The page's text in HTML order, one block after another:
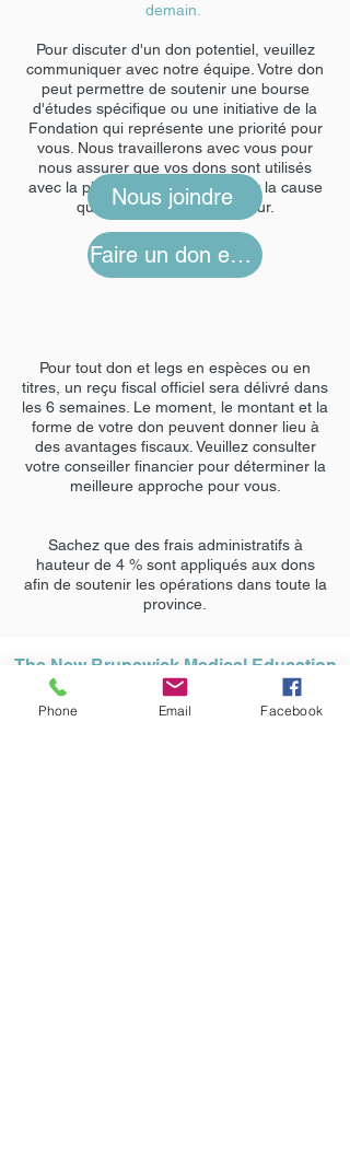
demain.
Pour discuter d'un don potentiel, veuillez
communiquer avec notre équipe. Votre don
peut permettre de soutenir une bourse
d'études spécifique ou une initiative de la
Fondation qui représente une priorité pour
vous. Nous travaillerons avec vous pour
nous assurer que vos dons sont utilisés
avec la plus grande intégrité pour la cause
qui vous tient le plus à cœur.
Pour tout don et legs en espèces ou en
titres, un reçu fiscal officiel sera délivré dans
les 6 semaines. Le moment, le montant et la
forme de votre don peuvent donner lieu à
des avantages fiscaux. Veuillez consulter
votre conseiller financier pour déterminer la
meilleure approche pour vous.
Sachez que des frais administratifs à
hauteur de 4 % sont appliqués aux dons
afin de soutenir les opérations dans toute la
province.
Nous joindre
Faire un don en ligne
The New Brunswick Medical Education
Foundation
Phone Email Facebook